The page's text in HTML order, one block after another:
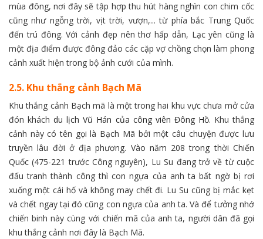
mùa đông, nơi đây sẽ tập hợp thu hút hàng nghìn con chim cốc
cũng như ngỗng trời, vịt trời, vượn,... từ phía bắc Trung Quốc
đến trú đông. Với cảnh đẹp nên thơ hấp dẫn, Lạc yên cũng là
một địa điểm được đông đảo các cặp vợ chồng chọn làm phong
cảnh xuất hiện trong bộ ảnh cưới của mình.
2.5. Khu thắng cảnh Bạch Mã
Khu thắng cảnh Bạch mã là một trong hai khu vực chưa mở cửa
đón kháchdu lịch Vũ Hán của công viên Đông Hồ. Khu thắng
cảnh này có tên gọi là Bạch Mã bởi một câu chuyện được lưu
truyền lâu đời ở địa phương. Vào năm 208 trong thời Chiến
Quốc (475-221 trước Công nguyên), Lu Su đang trở về từ cuộc
đấu tranh thành công thì con ngựa của anh ta bất ngờ bị rơi
xuống một cái hố và không may chết đi. Lu Su cũng bị mắc kẹt
và chết ngay tại đó cũng con ngựa của anh ta. Và để tưởng nhớ
chiến binh này cùng với chiến mã của anh ta, người dân đã gọi
khu thắng cảnh nơi đây là Bạch Mã.